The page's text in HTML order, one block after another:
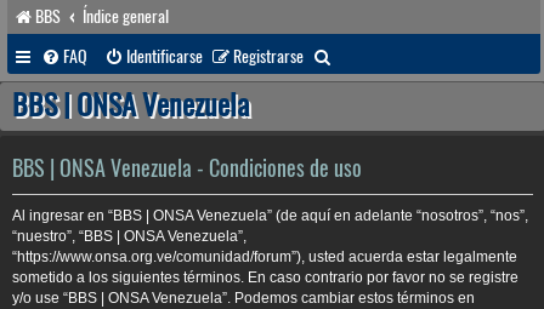
BBS
Índice general
FAQ
Identificarse Registrarse
u
a
r
BBS | ONSA Venezuela
BBS | ONSA Venezuela - Condiciones de uso
Al ingresar en “BBS | ONSA Venezuela” (de aquí en adelante “nosotros”, “nos”,
“nuestro”, “BBS | ONSA Venezuela”,
“https://www.onsa.org.ve/comunidad/forum”), usted acuerda estar legalmente
sometido a los siguientes términos. En caso contrario por favor no se registre
y/o use “BBS | ONSA Venezuela”. Podemos cambiar estos términos en